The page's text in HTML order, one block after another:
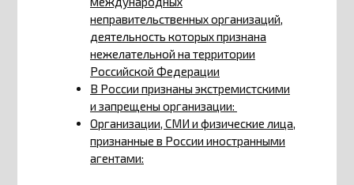
неправительственных организаций,
деятельность которых признана
нежелательной на территории
Российской Федерации
В России признаны экстремистскими
и запрещены организации:
Организации, СМИ и физические лица,
признанные в России иностранными
агентами: